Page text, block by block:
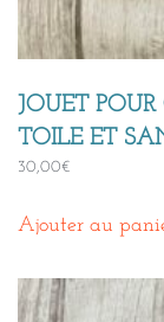
JOUET
TOILE ET
30,00€
Ajouter au